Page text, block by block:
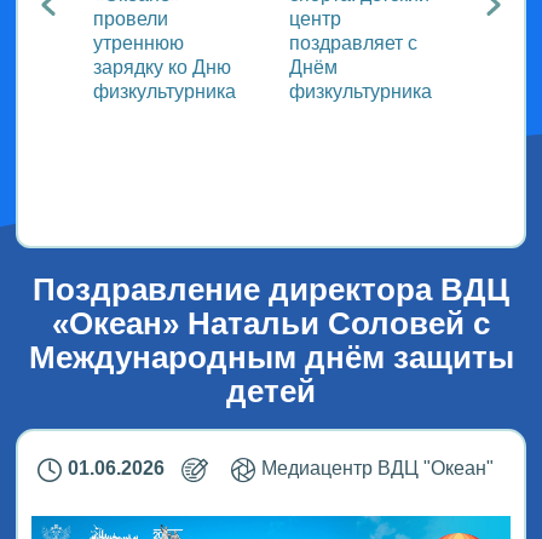
провели
утреннюю
зарядку ко Дню
физкультурника
центр
поздравляет с
Днём
физкультурника
Поздравление директора ВДЦ
«Океан» Натальи Соловей с
Международным днём защиты
детей
01.06.2026 Медиацентр ВДЦ "Океан"